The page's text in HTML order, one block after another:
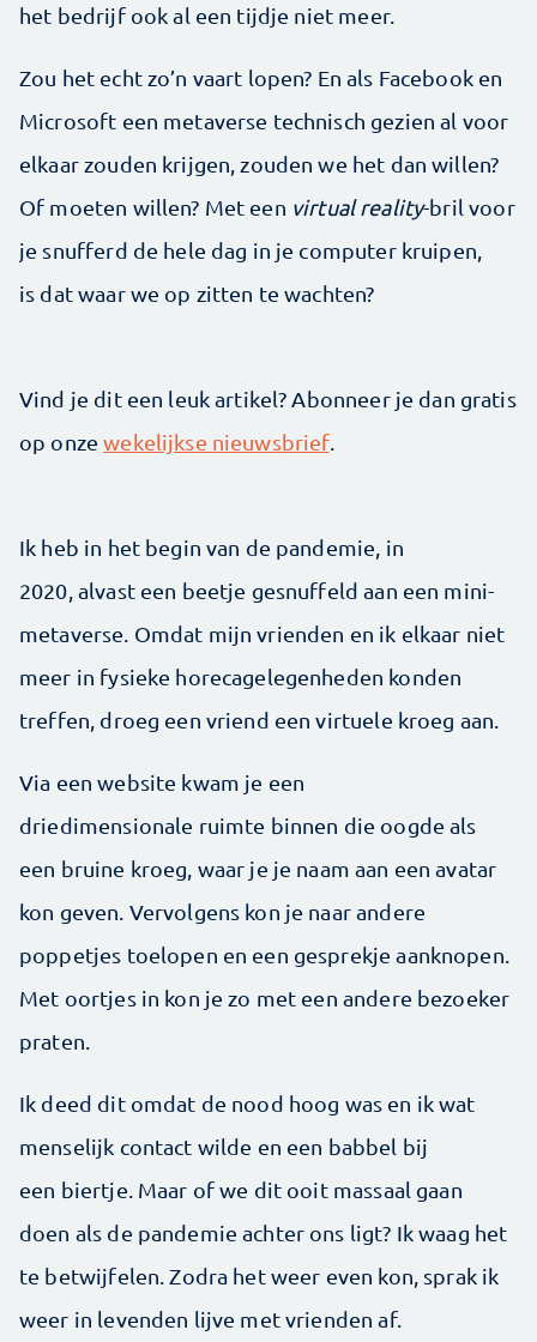
het bedrijf ook al een tijdje niet meer.
Zou het echt zo’n vaart lopen? En als Facebook en
Microsoft een metaverse technisch gezien al voor
elkaar zouden krijgen, zouden we het dan willen?
Of moeten willen? Met een virtual reality-bril voor
je snufferd de hele dag in je computer kruipen,
is dat waar we op zitten te wachten?
Vind je dit een leuk artikel? Abonneer je dan gratis
op onzewekelijkse nieuwsbrief.
Ik heb in het begin van de pandemie, in
2020, alvast een beetje gesnuffeld aan een mini-
metaverse. Omdat mijn vrienden en ik elkaar niet
meer in fysieke horecagelegenheden konden
treffen, droeg een vriend een virtuele kroeg aan.
Via een website kwam je een
driedimensionale ruimte binnen die oogde als
een bruine kroeg, waar je je naam aan een avatar
kon geven. Vervolgens kon je naar andere
poppetjes toelopen en een gesprekje aanknopen.
Met oortjes in kon je zo met een andere bezoeker
praten.
Ik deed dit omdat de nood hoog was en ik wat
menselijk contact wilde en een babbel bij
een biertje. Maar of we dit ooit massaal gaan
doen als de pandemie achter ons ligt? Ik waag het
te betwijfelen. Zodra het weer even kon, sprak ik
weer in levenden lijve met vrienden af.